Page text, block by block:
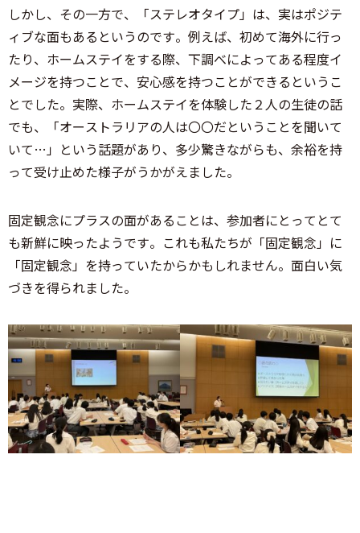
しかし、その一方で、「ステレオタイプ」は、実はポジテ
ィブな面もあるというのです。例えば、初めて海外に行っ
たり、ホームステイをする際、下調べによってある程度イ
メージを持つことで、安心感を持つことができるというこ
とでした。実際、ホームステイを体験した２人の生徒の話
でも、「オーストラリアの人は〇〇だということを聞いて
いて…」という話題があり、多少驚きながらも、余裕を持
って受け止めた様子がうかがえました。
固定観念にプラスの面があることは、参加者にとってとて
も新鮮に映ったようです。これも私たちが「固定観念」に
「固定観念」を持っていたからかもしれません。面白い気
づきを得られました。